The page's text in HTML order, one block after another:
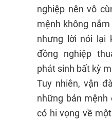
nghiệp nên vô
mệnh không
nhưng lời nói lại
đồng nghiệp
phát sinh bất kỳ
Tuy nhiên, vận
những bản mệnh
có hi vọng về